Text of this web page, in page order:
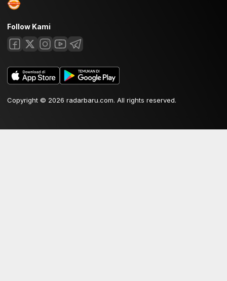
Follow Kami
Copyright © 2026 radarbaru.com. All rights reserved.